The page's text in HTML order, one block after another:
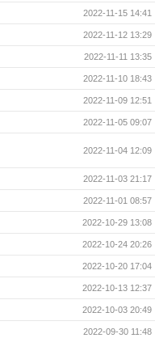
2022-11-15 14:41
2022-11-12 13:29
2022-11-11 13:35
2022-11-10 18:43
2022-11-09 12:51
2022-11-05 09:07
2022-11-04 12:09
2022-11-03 21:17
2022-11-01 08:57
2022-10-29 13:08
2022-10-24 20:26
2022-10-20 17:04
2022-10-13 12:37
2022-10-03 20:49
2022-09-30 11:48